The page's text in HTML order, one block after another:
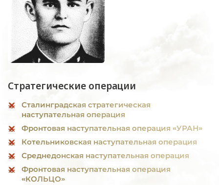
Стратегические операции
Сталинградская стратегическая
наступательная операция
Фронтовая наступательная операция «УРАН»
Котельниковская наступательная операция
Среднедонская наступательная операция
Фронтовая наступательная операция
«КОЛЬЦО»